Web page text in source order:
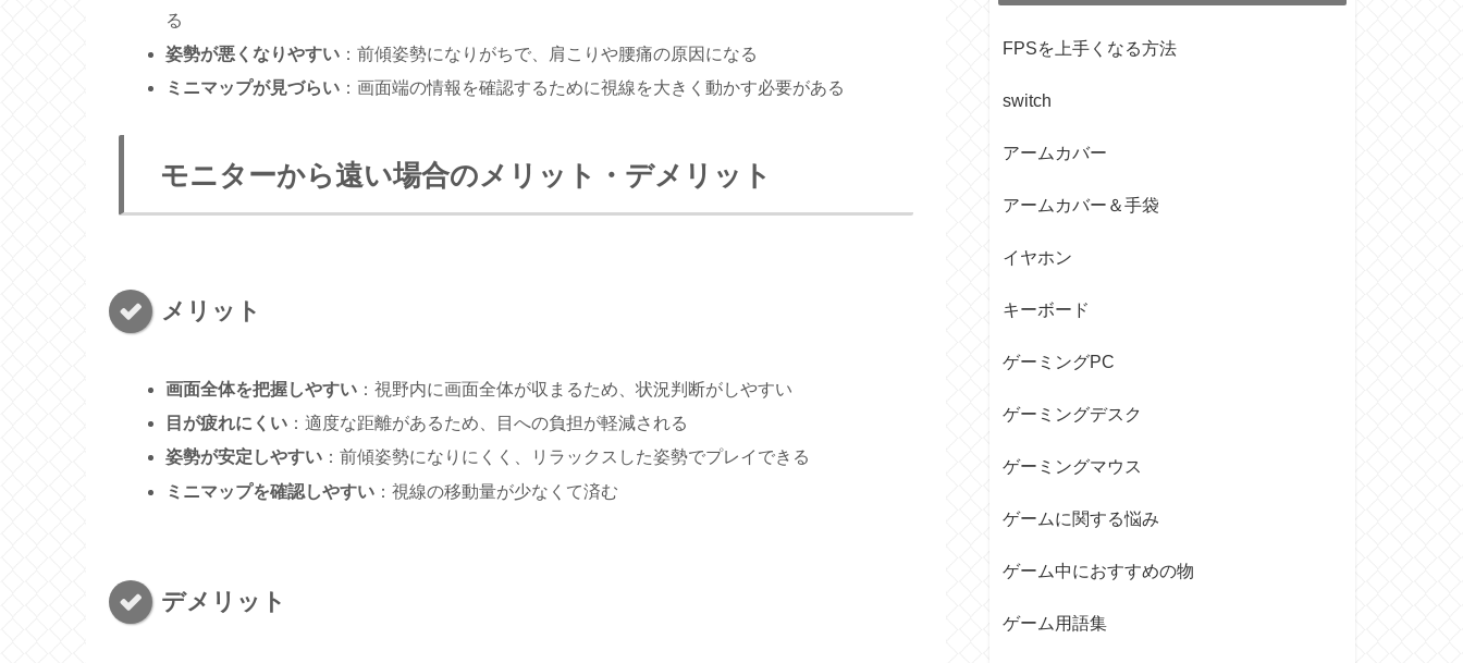
る
姿勢が悪くなりやすい ：前傾姿勢になりがちで、肩こりや腰痛の原因になる
ミニマップが見づらい ：画面端の情報を確認するために視線を大きく動かす必要がある
モニターから遠い場合のメリット・デメリット
メリット
画面全体を把握しやすい ：視野内に画面全体が収まるため、状況判断がしやすい
目が疲れにくい ：適度な距離があるため、目への負担が軽減される
姿勢が安定しやすい ：前傾姿勢になりにくく、リラックスした姿勢でプレイできる
ミニマップを確認しやすい ：視線の移動量が少なくて済む
デメリット
FPSを上手くなる方法
switch
アームカバー
アームカバー＆手袋
イヤホン
キーボード
ゲーミングPC
ゲーミングデスク
ゲーミングマウス
ゲームに関する悩み
ゲーム中におすすめの物
ゲーム用語集